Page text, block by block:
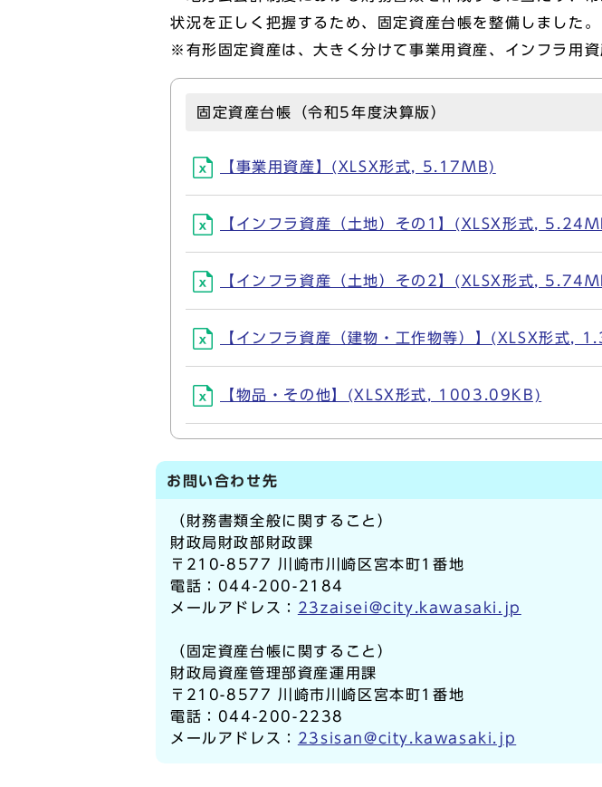
状況を正しく把握するため、固定資産台帳を整備しました。
※有形固定資産は、大きく分けて事業用資産、インフラ用
固定資産台帳（令和5年度決算版）
【事業用資産】(XLSX形式, 5.17MB)
【インフラ資産（土地）その1】(XLSX形式,
【インフラ資産（土地）その2】(XLSX形式,
【インフラ資産（建物・工作物等）】(XLSX形式,
【物品・その他】(XLSX形式, 1003.09KB)
お問い合わせ先
（財務書類全般に関すること）
財政局財政部財政課
〒210-8577 川崎市川崎区宮本町1番地
電話：044-200-2184
メールアドレス： 23zaisei@city.kawasaki.jp
（固定資産台帳に関すること）
財政局資産管理部資産運用課
〒210-8577 川崎市川崎区宮本町1番地
電話：044-200-2238
メールアドレス： 23sisan@city.kawasaki.jp